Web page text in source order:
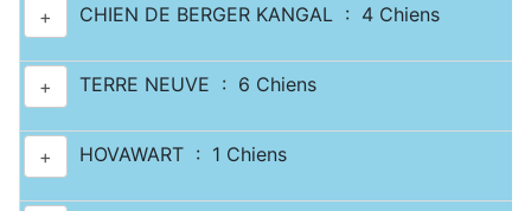
+ CHIEN DE BERGER KANGAL : 4 Chiens
+ TERRE NEUVE : 6 Chiens
+ HOVAWART : 1 Chiens